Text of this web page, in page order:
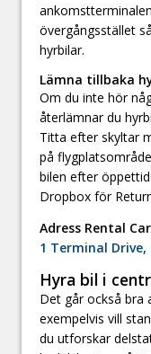
övergångsstället
hyrbilar.
Lämna tillbaka
Om du inte hör
återlämnar du
Titta efter skyltar
på
bilen efter
Dropbox för
Adress Rental
1 Terminal Drive,
Hyra bil i
Det går också bra
exempelvis vill
du utforskar